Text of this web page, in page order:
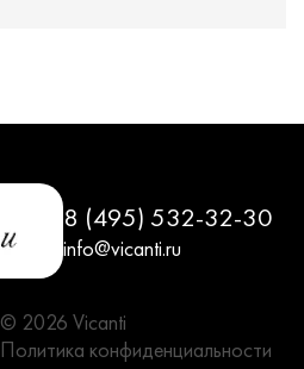
8 (495) 532-32-30
info@vicanti.ru
© 2026 Vicanti
Политика конфиденциальности